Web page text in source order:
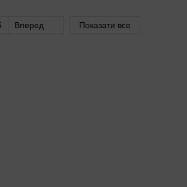
Вперед Показати все